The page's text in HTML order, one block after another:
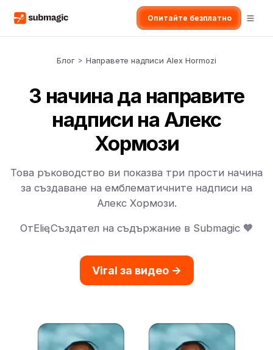
Опитайте безплатно
Блог > Направете надписи Alex Hormozi
3 начина да направите
надписи на Алекс
Хормози
Това ръководство ви показва три прости начина
за създаване на емблематичните надписи на
Алекс Хормози.
ОтElie,Създател на съдържание в Submagic 🧡
Viral за видео ->